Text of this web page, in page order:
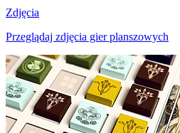
Zdjęcia
Przeglądaj zdjęcia gier planszowych